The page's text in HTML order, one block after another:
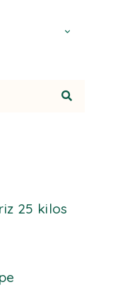
25 kilos